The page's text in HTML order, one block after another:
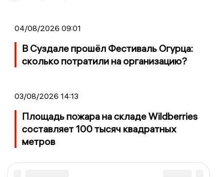
04/08/2026 09:01
В Суздале прошёл Фестиваль Огурца:
сколько потратили на организацию?
03/08/2026 14:13
Площадь пожара на складе Wildberries
составляет 100 тысяч квадратных
метров